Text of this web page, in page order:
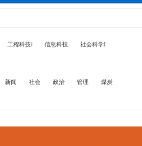
工程科技‖ 信息科技
社会科学I
新闻 社会 政治 管理
煤炭